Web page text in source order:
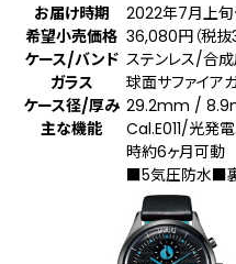
お届け時期
2022年7月上
希望小売価格 36,080円（税抜
ケース/バンド ステンレス/合
ガラス
球面サファイア
ケース径/厚み 29.2mm /
主な機能
Cal.E011/光発
時約6ヶ月可動
■5気圧防水■